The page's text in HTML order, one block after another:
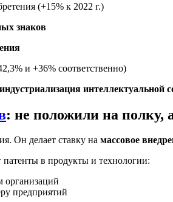
(+15% к 2022 г.)
знаков
и +36% соответственно)
индустриализация интеллектуальной
: не положили на полку,
Он делает ставку на массовое
в продукты и технологии:
организаций
предприятий